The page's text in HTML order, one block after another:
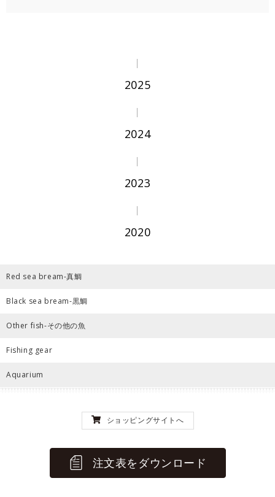
2025
2024
2023
2020
Red sea bream-真鯛
Black sea bream-黒鯛
Other fish-その他の魚
Fishing gear
Aquarium
ショッピングサイトへ
注文表をダウンロード